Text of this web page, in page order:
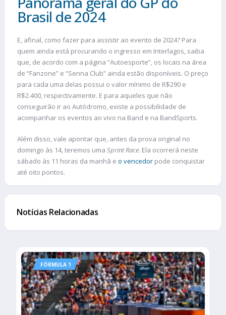
Brasil de 2024
E, afinal, como fazer para assistir ao evento de 2024? Para
quem ainda está procurando o ingresso em Interlagos, saiba
que, de acordo com a página “Autoesporte”, os locais na área
de “Fanzone” e “Senna Club” ainda estão disponíveis. O preço
para cada uma delas possui o valor mínimo de R$290 e
R$2.400, respectivamente. E para aqueles que não
conseguirão ir ao Autódromo, existe a possibilidade de
acompanhar os eventos ao vivo na Band e na BandSports.
Além disso, vale apontar que, antes da prova original no
domingo às 14, teremos uma Sprint Race. Ela ocorrerá neste
sábado às 11 horas da manhã e o vencedor pode conquistar
até oito pontos.
Notícias Relacionadas
FÓRMULA 1